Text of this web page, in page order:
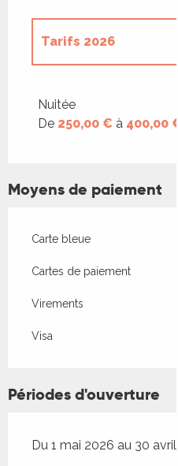
Tarifs 2026
Nuitée
De 250,00 € à 400,00 €
Moyens de paiement
Carte bleue
Cartes de paiement
Virements
Visa
Périodes d'ouverture
Du 1 mai 2026 au 30 avril